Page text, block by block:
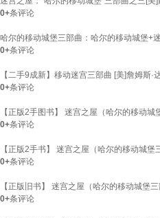
0+条评论
哈尔的移动城堡三部曲：哈尔的移动城堡+
0+条评论
【二手9成新】移动迷宫三部曲 [美]詹姆斯·
0+条评论
【正版2手图书】 迷宫之屋（哈尔的移动
0+条评论
【正版2手书】 迷宫之屋（哈尔的移动城
0+条评论
【正版旧书】 迷宫之屋（哈尔的移动城堡
0+条评论